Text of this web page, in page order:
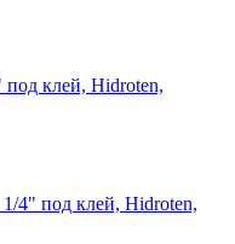
клей, Hidroten,
4" под клей, Hidroten,